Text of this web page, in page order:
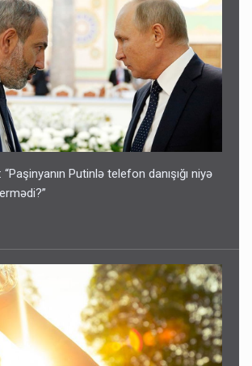
Putinlə telefon danışığı niyə